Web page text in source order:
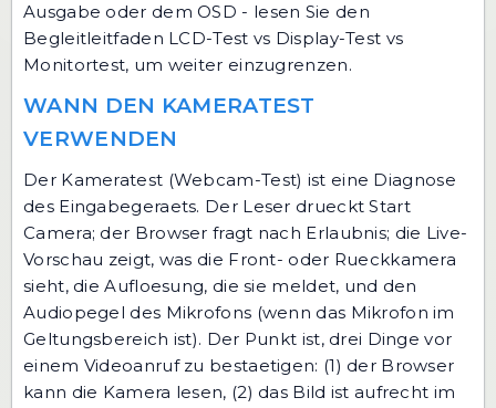
Ausgabe oder dem OSD - lesen Sie den
Begleitleitfaden LCD-Test vs Display-Test vs
Monitortest, um weiter einzugrenzen.
WANN DEN KAMERATEST
VERWENDEN
Der Kameratest (Webcam-Test) ist eine Diagnose
des Eingabegeraets. Der Leser drueckt Start
Camera; der Browser fragt nach Erlaubnis; die Live-
Vorschau zeigt, was die Front- oder Rueckkamera
sieht, die Aufloesung, die sie meldet, und den
Audiopegel des Mikrofons (wenn das Mikrofon im
Geltungsbereich ist). Der Punkt ist, drei Dinge vor
einem Videoanruf zu bestaetigen: (1) der Browser
kann die Kamera lesen, (2) das Bild ist aufrecht im